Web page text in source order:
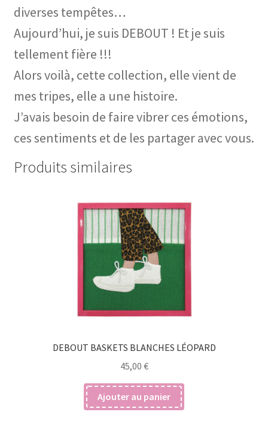
diverses tempêtes…
Aujourd’hui, je suis DEBOUT ! Et je suis
tellement fière !!!
Alors voilà, cette collection, elle vient de
mes tripes, elle a une histoire.
J’avais besoin de faire vibrer ces émotions,
ces sentiments et de les partager avec vous.
Produits similaires
DEBOUT BASKETS BLANCHES LÉOPARD
45,00 €
Ajouter au panier